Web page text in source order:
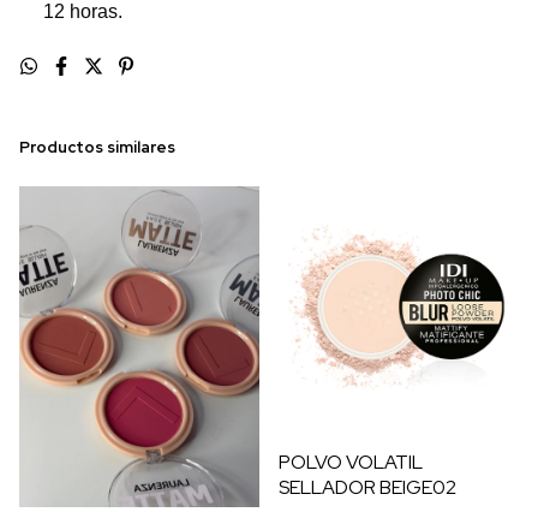
12 horas.
Productos similares
POLVO VOLATIL
SELLADOR BEIGE02